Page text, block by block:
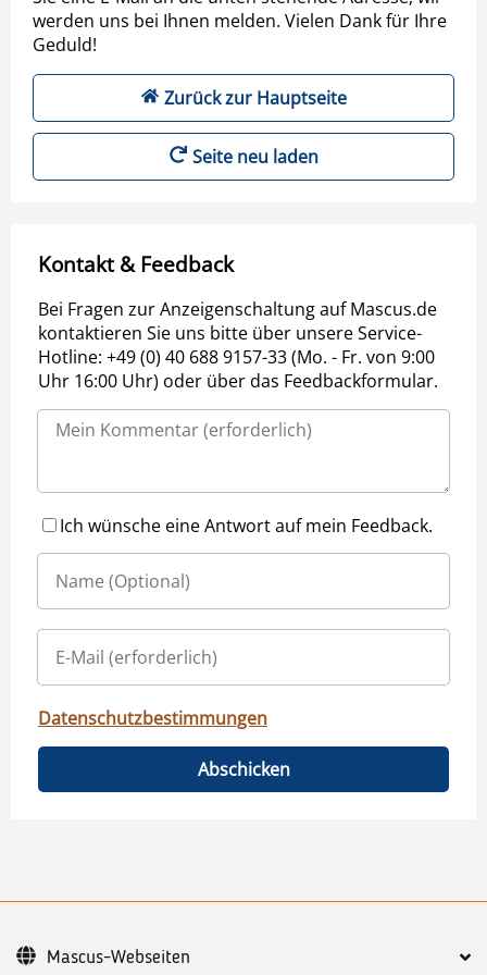
werden uns bei Ihnen melden. Vielen Dank für Ihre
Geduld!
Zurück zur Hauptseite
Seite neu laden
Kontakt & Feedback
Bei Fragen zur Anzeigenschaltung auf Mascus.de
kontaktieren Sie uns bitte über unsere Service-
Hotline: +49 (0) 40 688 9157-33 (Mo. - Fr. von 9:00
Uhr 16:00 Uhr) oder über das Feedbackformular.
Ich wünsche eine Antwort auf mein Feedback.
Datenschutzbestimmungen
Abschicken
Mascus-Webseiten